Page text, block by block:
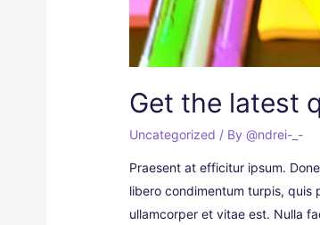
Get the latest
Uncategorized / By@ndrei-_-
Praesent at efficitur ipsum.
libero condimentum turpis, quis
ullamcorper et vitae est. Nulla